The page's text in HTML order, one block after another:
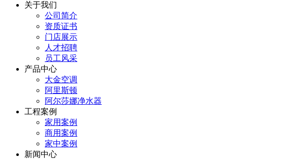
关于我们
公司简介
资质证书
门店展示
人才招聘
员工风采
产品中心
大金空调
阿里斯顿
阿尔莎娜净水器
工程案例
家用案例
商用案例
家中案例
新闻中心